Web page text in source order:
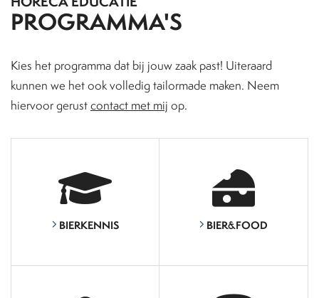
HORECA EDUCATIE
PROGRAMMA'S
Kies het programma dat bij jouw zaak past! Uiteraard
kunnen we het ook volledig tailormade maken. Neem
hiervoor gerust contact met mij op.
BIERKENNIS BIER&FOOD